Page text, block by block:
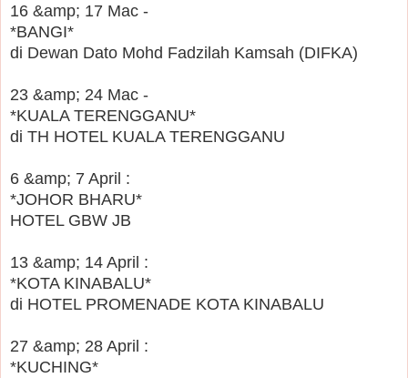
16 &amp; 17 Mac -
*BANGI*
di Dewan Dato Mohd Fadzilah Kamsah (DIFKA)
23 &amp; 24 Mac -
*KUALA TERENGGANU*
di TH HOTEL KUALA TERENGGANU
6 &amp; 7 April :
*JOHOR BHARU*
HOTEL GBW JB
13 &amp; 14 April :
*KOTA KINABALU*
di HOTEL PROMENADE KOTA KINABALU
27 &amp; 28 April :
*KUCHING*